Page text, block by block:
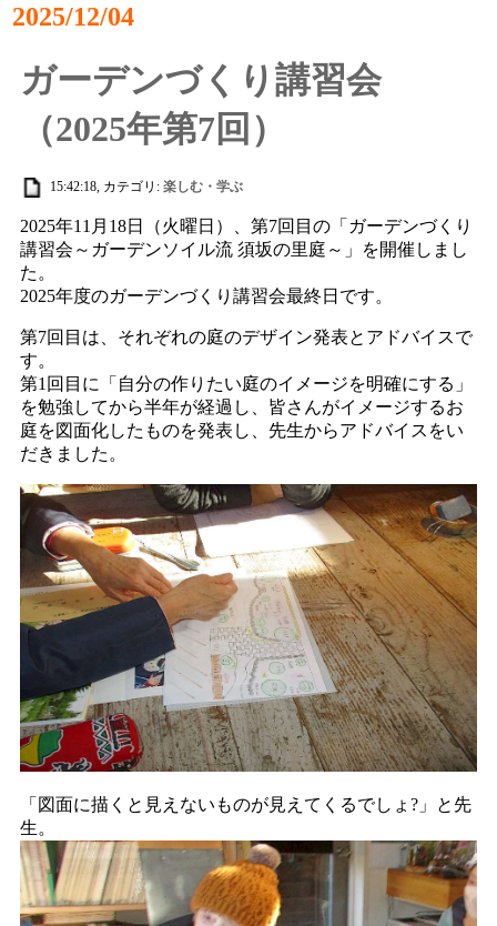
2025/12/04
ガーデンづくり講習会
（2025年第7回）
15:42:18, カテゴリ:楽しむ・学ぶ
2025年11月18日（火曜日）、第7回目の「ガーデンづくり
講習会～ガーデンソイル流 須坂の里庭～」を開催しまし
た。
2025年度のガーデンづくり講習会最終日です。
第7回目は、それぞれの庭のデザイン発表とアドバイスで
す。
第1回目に「自分の作りたい庭のイメージを明確にする」
を勉強してから半年が経過し、皆さんがイメージするお
庭を図面化したものを発表し、先生からアドバイスをい
だきました。
「図面に描くと見えないものが見えてくるでしょ?」と先
生。